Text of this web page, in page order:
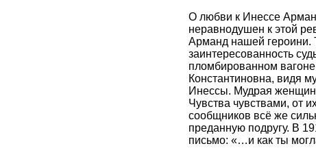
О любви к Инессе
неравнодушен к этой
Арманд нашей героини.
заинтересованность
пломбированном
Константиновна, видя
Инессы. Мудрая
Чувства чувствами, от
сообщников всё же
преданную подругу. В
письмо: «…и как ты